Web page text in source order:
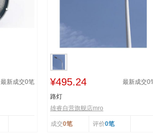
最新成交0笔 ¥495.24 最新成交0
路灯
雄睿自营旗舰店mro
成交0笔 评价0笔